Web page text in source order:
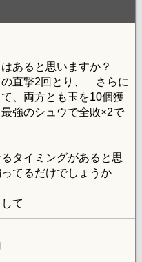
あると思いますか？
の直撃2回とり、 さらに
、両方とも玉を10個獲
強のシュウで全敗×2で
タイミングがあると思
てるだけでしょうか
て